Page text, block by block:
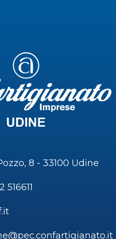
8 - 33100 Udine
516611